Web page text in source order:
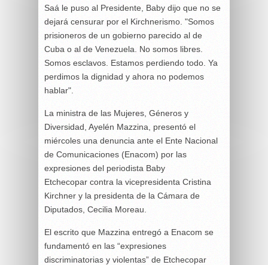
Saá le puso al Presidente, Baby dijo que no se
dejará censurar por el Kirchnerismo. "Somos
prisioneros de un gobierno parecido al de
Cuba o al de Venezuela. No somos libres.
Somos esclavos. Estamos perdiendo todo. Ya
perdimos la dignidad y ahora no podemos
hablar".
La ministra de las Mujeres, Géneros y
Diversidad, Ayelén Mazzina, presentó el
miércoles una denuncia ante el Ente Nacional
de Comunicaciones (Enacom) por las
expresiones del periodista Baby
Etchecopar contra la vicepresidenta Cristina
Kirchner y la presidenta de la Cámara de
Diputados, Cecilia Moreau.
El escrito que Mazzina entregó a Enacom se
fundamentó en las “expresiones
discriminatorias y violentas” de Etchecopar